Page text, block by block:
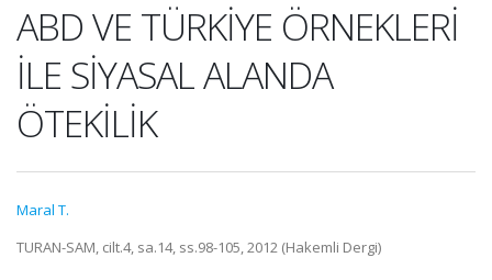
ABD VE TÜRKİYE ÖRNEKLERİ
İLE SİYASAL ALANDA
ÖTEKİLİK
Maral T.
TURAN-SAM, cilt.4, sa.14, ss.98-105, 2012 (Hakemli Dergi)